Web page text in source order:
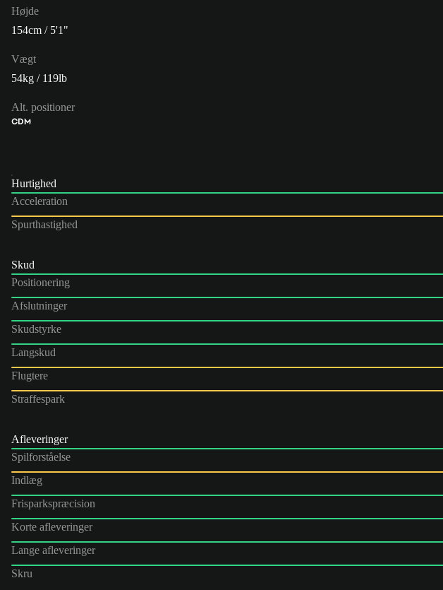
Højde
154cm / 5'1"
Vægt
54kg / 119lb
Alt. positioner
CDM
Hurtighed
Acceleration
Spurthastighed
Skud
Positionering
Afslutninger
Skudstyrke
Langskud
Flugtere
Straffespark
Afleveringer
Spilforståelse
Indlæg
Frisparkspræcision
Korte afleveringer
Lange afleveringer
Skru